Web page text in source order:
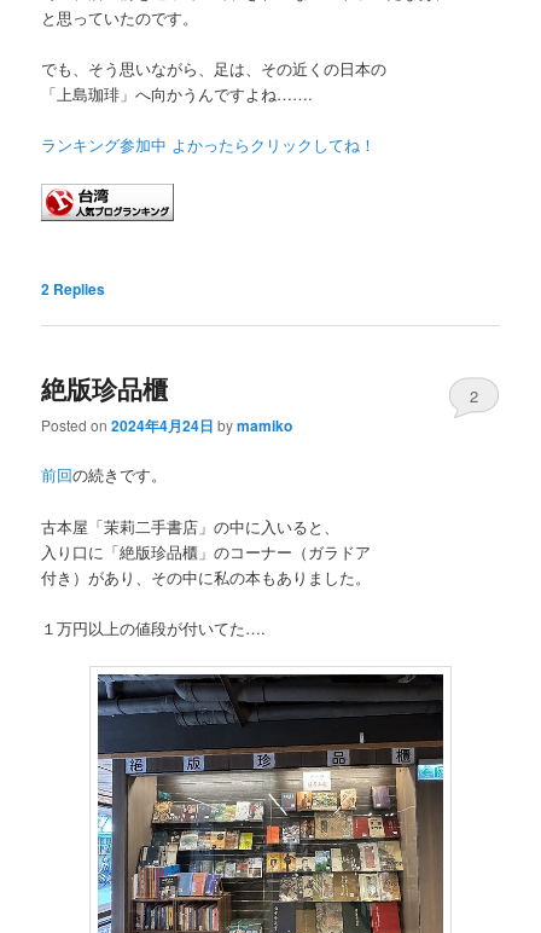
と思っていたのです。
でも、そう思いながら、足は、その近くの日本の
「上島珈琲」へ向かうんですよね…….
ランキング参加中 よかったらクリックしてね！
2 Replies
絶版珍品櫃
Posted on2024年4月24日 bymamiko
2
前回の続きです。
古本屋「茉莉二手書店」の中に入いると、
入り口に「絶版珍品櫃」のコーナー（ガラドア
付き）があり、その中に私の本もありました。
１万円以上の値段が付いてた….